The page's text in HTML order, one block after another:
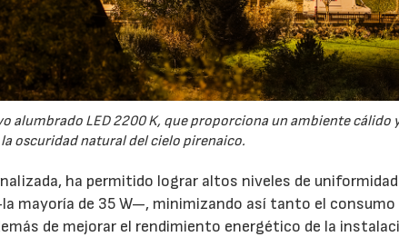
alumbrado LED 2200 K, que proporciona un ambiente cálido
oscuridad natural del cielo pirenaico.
ha permitido lograr altos niveles de
mayoría de 35 W—, minimizando así tanto el consumo
de mejorar el rendimiento energético de la